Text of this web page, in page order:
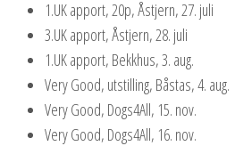
1.UK apport, 20p, Åstjern, 27. juli
3.UK apport, Åstjern, 28. juli
1.UK apport, Bekkhus, 3. aug.
Very Good, utstilling, Båstas, 4. aug.
Very Good, Dogs4All, 15. nov.
Very Good, Dogs4All, 16. nov.